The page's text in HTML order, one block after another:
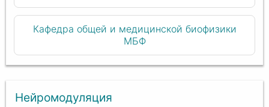
Кафедра общей и медицинской биофизики
МБФ
Нейромодуляция